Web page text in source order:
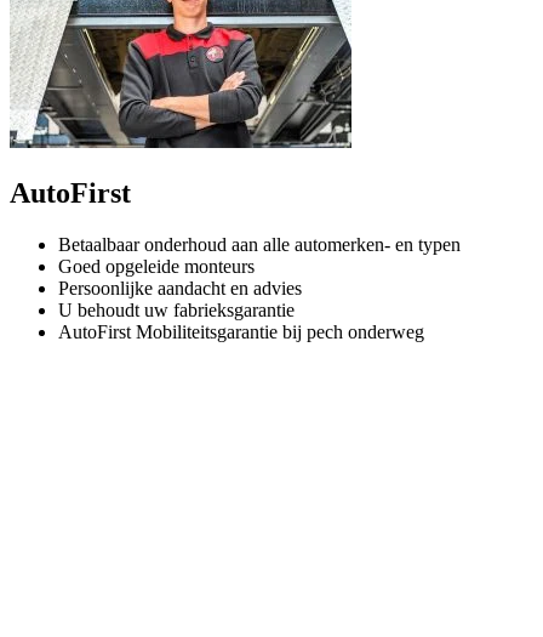
AutoFirst
Betaalbaar onderhoud aan alle automerken- en typen
Goed opgeleide monteurs
Persoonlijke aandacht en advies
U behoudt uw fabrieksgarantie
AutoFirst Mobiliteitsgarantie bij pech onderweg